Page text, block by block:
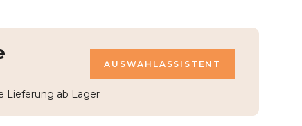
AUSWAHLASSISTENT
Lieferung ab Lager